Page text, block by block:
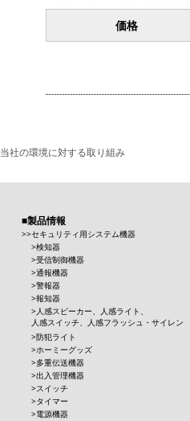
価格
当社の環境に対する取り組み
製品情報
セキュリティ用システム機器
検知器
受信制御機器
通報機器
警報器
報知器
人感スピーカー、人感ライト、
人感スイッチ、人感フラッシュ・サイレン
防犯ライト
ホーミーグッズ
多重伝送機器
出入管理機器
スイッチ
タイマー
電源機器